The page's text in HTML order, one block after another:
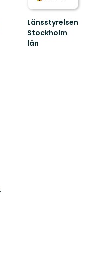
.
Länsstyrelsen
Stockholm
län